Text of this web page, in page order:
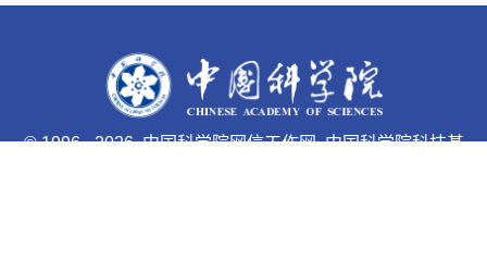
© 1996 -2026 中国科学院网信工作网 中国科学院科技基